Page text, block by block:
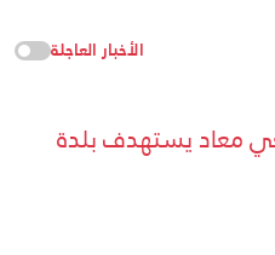
الأخبار العاجلة
معاد يستهدف بلدة